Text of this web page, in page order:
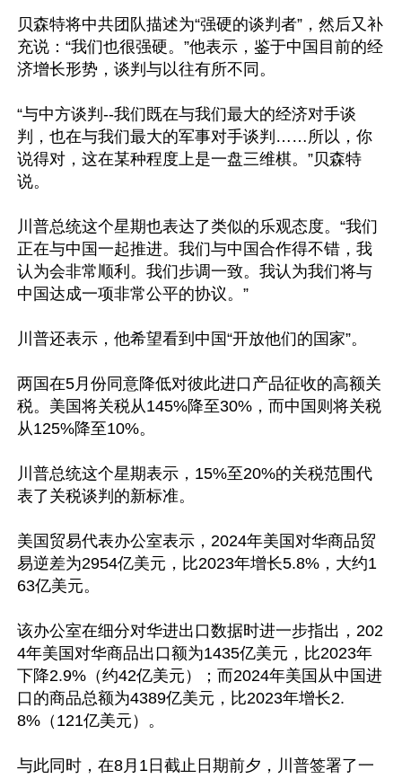
贝森特将中共团队描述为“强硬的谈判者”，然后又补
充说：“我们也很强硬。”他表示，鉴于中国目前的经
济增长形势，谈判与以往有所不同。
“与中方谈判--我们既在与我们最大的经济对手谈
判，也在与我们最大的军事对手谈判……所以，你
说得对，这在某种程度上是一盘三维棋。”贝森特
说。
川普总统这个星期也表达了类似的乐观态度。“我们
正在与中国一起推进。我们与中国合作得不错，我
认为会非常顺利。我们步调一致。我认为我们将与
中国达成一项非常公平的协议。”
川普还表示，他希望看到中国“开放他们的国家”。
两国在5月份同意降低对彼此进口产品征收的高额关
税。美国将关税从145%降至30%，而中国则将关税
从125%降至10%。
川普总统这个星期表示，15%至20%的关税范围代
表了关税谈判的新标准。
美国贸易代表办公室表示，2024年美国对华商品贸
易逆差为2954亿美元，比2023年增长5.8%，大约1
63亿美元。
该办公室在细分对华进出口数据时进一步指出，202
4年美国对华商品出口额为1435亿美元，比2023年
下降2.9%（约42亿美元）；而2024年美国从中国进
口的商品总额为4389亿美元，比2023年增长2.
8%（121亿美元）。
与此同时，在8月1日截止日期前夕，川普签署了一